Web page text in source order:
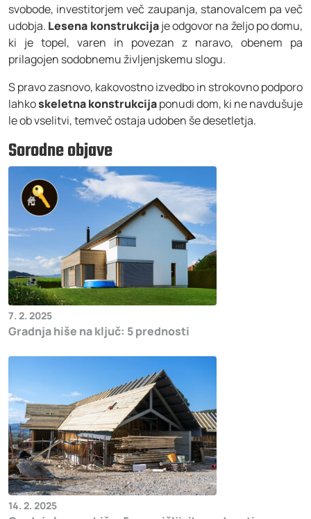
svobode, investitorjem več zaupanja, stanovalcem pa več
udobja. Lesena konstrukcijaje odgovor na željo po domu,
ki je topel, varen in povezan z naravo, obenem pa
prilagojen sodobnemu življenjskemu slogu.
S pravo zasnovo, kakovostno izvedbo in strokovno podporo
lahkoskeletna konstrukcijaponudi dom, ki ne navdušuje
le ob vselitvi, temveč ostaja udoben še desetletja.
Sorodne objave
7. 2. 2025
Gradnja hiše na ključ: 5 prednosti
14. 2. 2025